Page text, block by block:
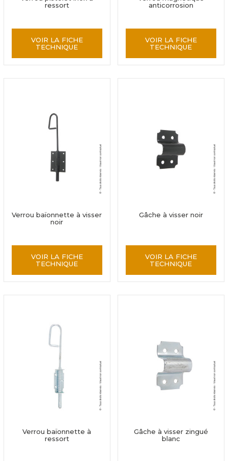
ressort
VOIR LA FICHE
TECHNIQUE
anticorrosion
VOIR LA FICHE
TECHNIQUE
Verrou baïonnette à visser
noir
VOIR LA FICHE
TECHNIQUE
Gâche à visser noir
VOIR LA FICHE
TECHNIQUE
Verrou baïonnette à
ressort
Gâche à visser zingué
blanc